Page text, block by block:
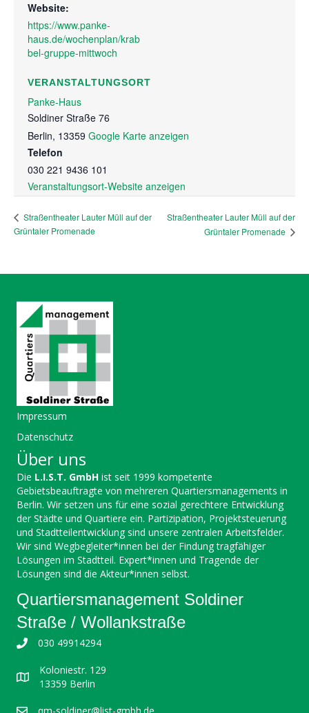
Website:
https://www.panke-
haus.de/wochenplan/krab
bel-gruppe-mittwoch
VERANSTALTUNGSORT
Panke-Haus
Soldiner Straße 76
Berlin, 13359 Google Karte anzeigen
Telefon
030 221 9436 101
Veranstaltungsort-Website anzeigen
Straßentheater Lauter Müll auf der
Grüntaler Promenade
Straßentheater Lauter Müll auf der
Grüntaler Promenade
Impressum
Datenschutz
Über uns
Die L.I.S.T. GmbH ist seit 1999 kompetente
Gebietsbeauftragte von mehreren Quartiersmanagements in
Berlin. Wir setzen uns für eine sozial gerechtere Entwicklung
der Städte und Quartiere ein. Partizipation, Projektsteuerung
und Stadtteilentwicklung sind unsere zentralen Arbeitsfelder.
Wir sind Wegbegleiter*innen bei der Findung tragfähiger
Lösungen im Stadtteil. Expert*innen und Tragende der
Lösungen sind die Akteur*innen selbst.
Quartiersmanagement Soldiner
Straße / Wollankstraße
030 49914294
Koloniestr. 129
13359 Berlin